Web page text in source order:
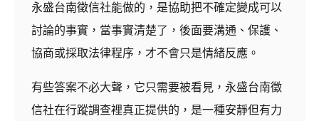
永盛台南徵信社能做的，是協助把不確定變成可以
討論的事實，當事實清楚了，後面要溝通、保護、
協商或採取法律程序，才不會只是情緒反應。
有些答案不必大聲，它只需要被看見，永盛台南徵
信社在行蹤調查裡真正提供的，是一種安靜但有力